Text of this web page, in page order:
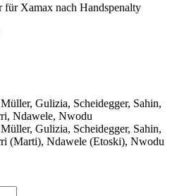
nach Handspenalty
Gulizia, Scheidegger, Sahin,
Ndawele, Nwodu
Gulizia, Scheidegger, Sahin,
(Marti), Ndawele (Etoski), Nwodu